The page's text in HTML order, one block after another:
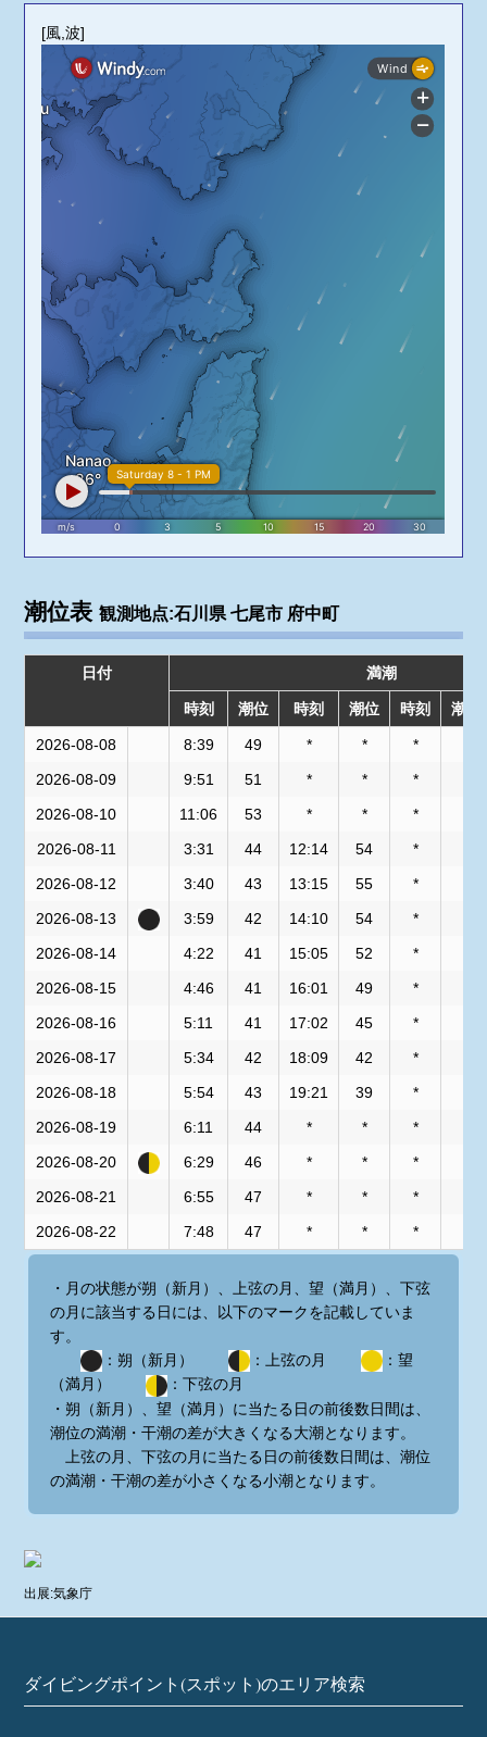
[風,波]
潮位表観測地点:石川県 七尾市 府中町
日付 満潮
時刻 潮位 時刻 潮位 時刻 潮位
2026-08-08 8:39 49 * * *
2026-08-09
9:51 51 * * *
2026-08-10
11:06 53 * * *
2026-08-11
3:31 44 12:14 54 *
2026-08-12
3:40 43 13:15 55 *
2026-08-13
3:59 42 14:10 54 *
2026-08-14
4:22 41 15:05 52 *
2026-08-15
4:46 41 16:01 49 *
2026-08-16
5:11 41 17:02 45 *
2026-08-17
5:34 42 18:09 42 *
2026-08-18
5:54 43 19:21 39 *
2026-08-19
6:11 44 * * *
2026-08-20
6:29 46 * * *
2026-08-21
6:55 47 * * *
2026-08-22
7:48 47 * * *
・月の状態が朔（新月）、上弦の月、望（満月）、下弦
の月に該当する日には、以下のマークを記載していま
す。
：朔（新月）
：上弦の月
：望
（満月）
：下弦の月
・朔（新月）、望（満月）に当たる日の前後数日間は、
潮位の満潮・干潮の差が大きくなる大潮となります。
上弦の月、下弦の月に当たる日の前後数日間は、潮位
の満潮・干潮の差が小さくなる小潮となります。
出展:気象庁
ダイビングポイント(スポット)のエリア検索